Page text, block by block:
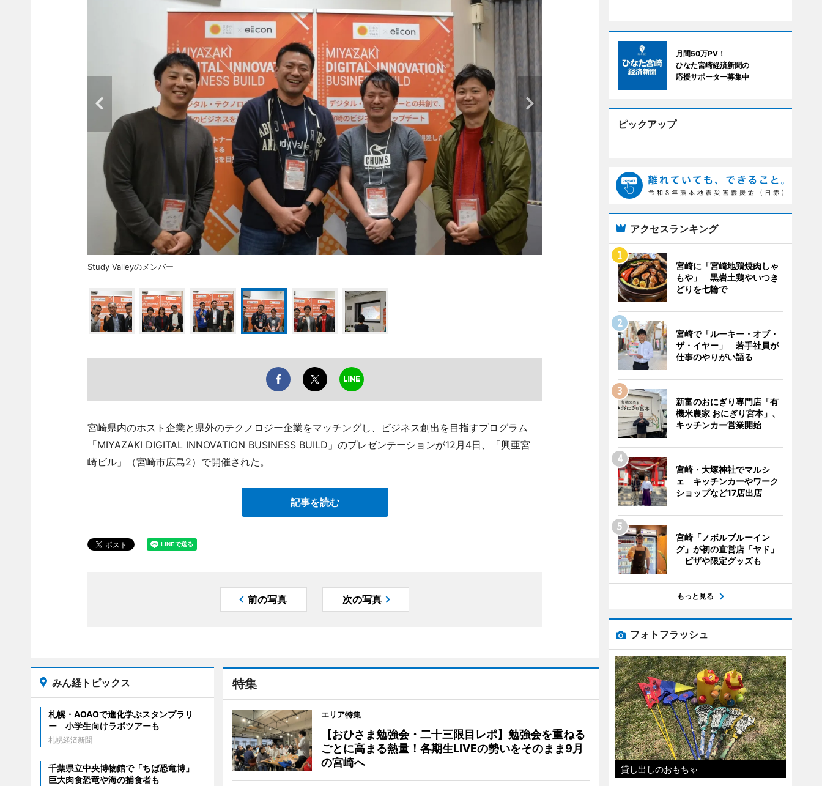
Study Valleyのメンバー
宮崎県内のホスト企業と県外のテクノロジー企業をマッチングし、ビジネス創出を目指すプログラム
「MIYAZAKI DIGITAL INNOVATION BUSINESS BUILD」のプレゼンテーションが12月4日、「興亜宮
崎ビル」（宮崎市広島2）で開催された。
記事を読む
前の写真 次の写真
特集
エリア特集
【おひさま勉強会・二十三限目レポ】勉強会を重ねる
ごとに高まる熱量！各期生LIVEの勢いをそのまま9月
の宮崎へ
みん経トピックス
札幌・AOAOで進化学ぶスタンプラリ
ー 小学生向けラボツアーも
札幌経済新聞
千葉県立中央博物館で「ちば恐竜博」
巨大肉食恐竜や海の捕食者も
月間50万PV！
ひなた宮崎経済新聞の
応援サポーター募集中
ピックアップ
アクセスランキング
宮崎に「宮崎地鶏焼肉しゃ
もや」 黒岩土鶏やいつき
どりを七輪で
宮崎で「ルーキー・オブ・
ザ・イヤー」 若手社員が
仕事のやりがい語る
新富のおにぎり専門店「有
機米農家 おにぎり宮本」、
キッチンカー営業開始
宮崎・大塚神社でマルシ
ェ キッチンカーやワーク
ショップなど17店出店
宮崎「ノボルブルーイン
グ」が初の直営店「ヤド」
ピザや限定グッズも
もっと見る
フォトフラッシュ
貸し出しのおもちゃ